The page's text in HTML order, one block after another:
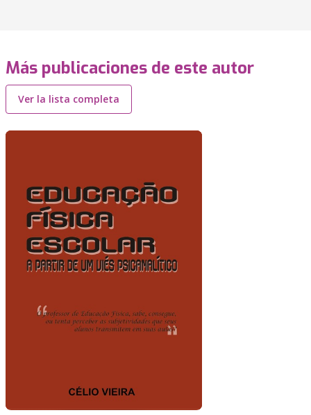
Más publicaciones de este autor
Ver la lista completa